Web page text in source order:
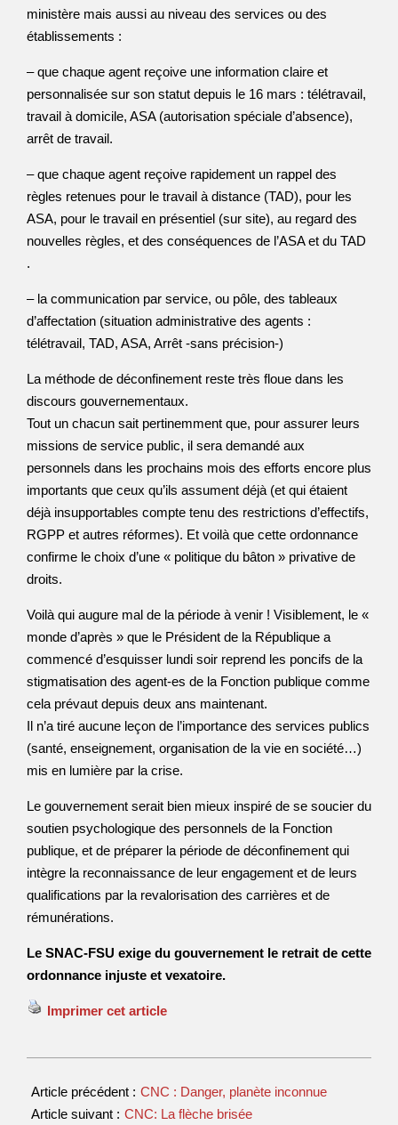
ministère mais aussi au niveau des services ou des
établissements :
– que chaque agent reçoive une information claire et
personnalisée sur son statut depuis le 16 mars : télétravail,
travail à domicile, ASA (autorisation spéciale d’absence),
arrêt de travail.
– que chaque agent reçoive rapidement un rappel des
règles retenues pour le travail à distance (TAD), pour les
ASA, pour le travail en présentiel (sur site), au regard des
nouvelles règles, et des conséquences de l’ASA et du TAD
.
– la communication par service, ou pôle, des tableaux
d’affectation (situation administrative des agents :
télétravail, TAD, ASA, Arrêt -sans précision-)
La méthode de déconfinement reste très floue dans les
discours gouvernementaux.
Tout un chacun sait pertinemment que, pour assurer leurs
missions de service public, il sera demandé aux
personnels dans les prochains mois des efforts encore plus
importants que ceux qu’ils assument déjà (et qui étaient
déjà insupportables compte tenu des restrictions d’effectifs,
RGPP et autres réformes). Et voilà que cette ordonnance
confirme le choix d’une « politique du bâton » privative de
droits.
Voilà qui augure mal de la période à venir ! Visiblement, le «
monde d’après » que le Président de la République a
commencé d’esquisser lundi soir reprend les poncifs de la
stigmatisation des agent-es de la Fonction publique comme
cela prévaut depuis deux ans maintenant.
Il n’a tiré aucune leçon de l’importance des services publics
(santé, enseignement, organisation de la vie en société…)
mis en lumière par la crise.
Le gouvernement serait bien mieux inspiré de se soucier du
soutien psychologique des personnels de la Fonction
publique, et de préparer la période de déconfinement qui
intègre la reconnaissance de leur engagement et de leurs
qualifications par la revalorisation des carrières et de
rémunérations.
Le SNAC-FSU exige du gouvernement le retrait de cette
ordonnance injuste et vexatoire.
Imprimer cet article
Article précédent : CNC : Danger, planète inconnue
Article suivant : CNC: La flèche brisée